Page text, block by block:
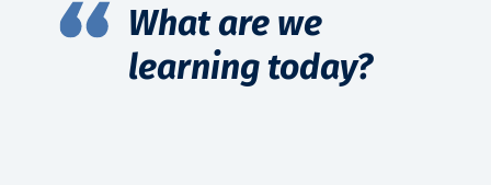
What are we
learning today?